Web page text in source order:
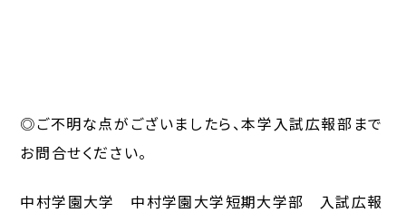
◎ご不明な点がございましたら、本学入試広報部まで
お問合せください。
中村学園大学 中村学園大学短期大学部 入試広報